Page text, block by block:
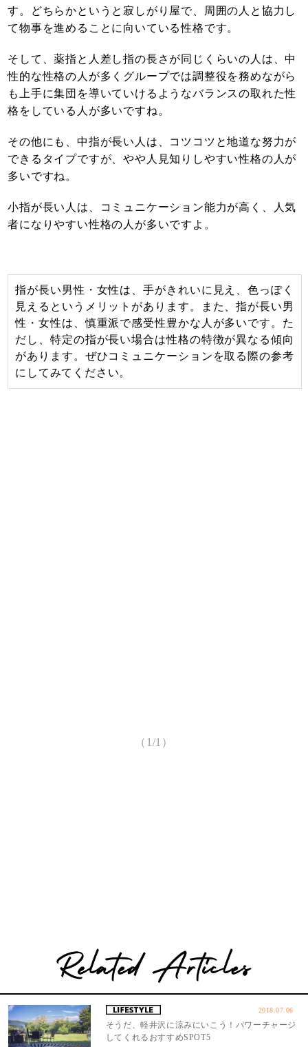
す。どちらかというと寂しがり屋で、周囲の人と協力し
て物事を進めることに向いている性格です。
そして、薬指と人差し指の長さが同じくらいの人は、中
性的な性格の人が多くグループでは調整役を務めながら
も上手に集団を導いていけるようなバランスの取れた性
格をしている人が多いですね。
その他にも、中指が長い人は、コツコツと地道な努力が
できるタイプですが、やや人見知りしやすい性格の人が
多いですね。
小指が長い人は、コミュニケーション能力が高く、人気
者になりやすい性格の人が多いですよ。
指が長い男性・女性は、手がきれいに見え、色っぽく
見えるというメリットがあります。また、指が長い男
性・女性は、慎重派で感受性豊かな人が多いです。た
だし、特定の指が長い場合は性格の特徴が異なる傾向
があります。ぜひコミュニケーションを取る際の参考
にしてみてください。
（1/1）
2018.07.06
そうだ、軽井沢に涼みにいこう！パワーチャージ
してくれるおすすめSPOT5